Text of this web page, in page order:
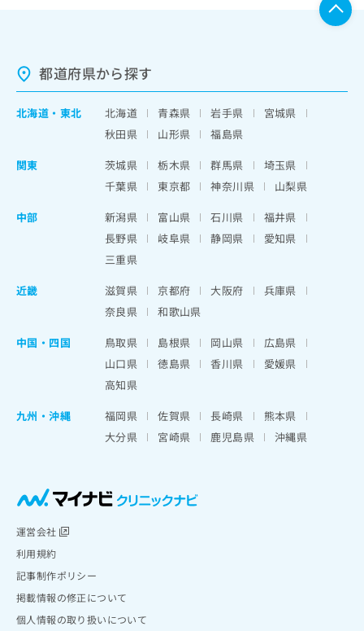
都道府県から探す
北海道 ・ 東北 北海道 青森県 岩手県
宮城県
秋田県
山形県
福島県
関東
茨城県 栃木県 群馬県
埼玉県
千葉県
東京都 神奈川県
山梨県
中部
新潟県 富山県 石川県
福井県
長野県
岐阜県 静岡県
愛知県
三重県
近畿
滋賀県 京都府 大阪府
兵庫県
奈良県
和歌山県
中国・四国
鳥取県 島根県 岡山県
広島県
山口県
徳島県 香川県
愛媛県
高知県
九州・沖縄
福岡県 佐賀県 長崎県
熊本県
大分県
宮崎県 鹿児島県 沖縄県
運営会社
利用規約
記事制作ポリシー
掲載情報の修正について
個人情報の取り扱いについて